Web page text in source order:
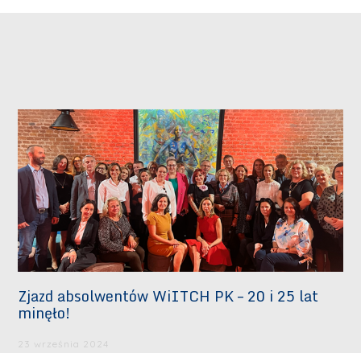
Zjazd absolwentów WiITCH PK – 20 i 25 lat
minęło!
23 września 2024